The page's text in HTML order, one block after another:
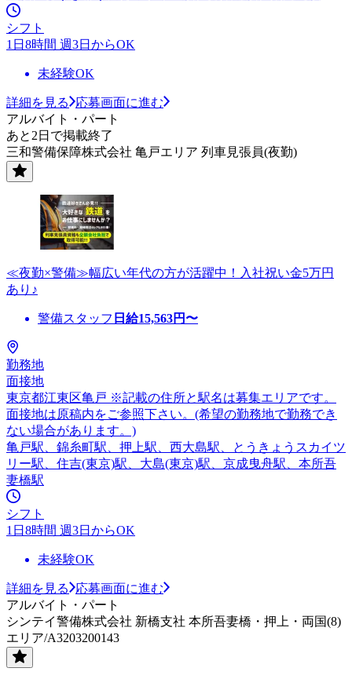
シフト
1日8時間 週3日からOK
未経験OK
詳細を見る
応募画面に進む
アルバイト・パート
あと2日で掲載終了
三和警備保障株式会社 亀戸エリア 列車見張員(夜勤)
≪夜勤×警備≫幅広い年代の方が活躍中！入社祝い金5万円
あり♪
警備スタッフ 日給15,563円〜
勤務地
面接地
東京都江東区亀戸 ※記載の住所と駅名は募集エリアです。
面接地は原稿内をご参照下さい。(希望の勤務地で勤務でき
ない場合があります。)
亀戸駅、錦糸町駅、押上駅、西大島駅、とうきょうスカイツ
リー駅、住吉(東京)駅、大島(東京)駅、京成曳舟駅、本所吾
妻橋駅
シフト
1日8時間 週3日からOK
未経験OK
詳細を見る
応募画面に進む
アルバイト・パート
シンテイ警備株式会社 新橋支社 本所吾妻橋・押上・両国(8)
エリア/A3203200143